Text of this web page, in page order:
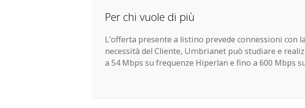
Per chi vuole di più
L’offerta presente a listino prevede connessioni con
necessità del Cliente, Umbrianet può studiare e
a 54 Mbps su frequenze Hiperlan e fino a 600 Mbps